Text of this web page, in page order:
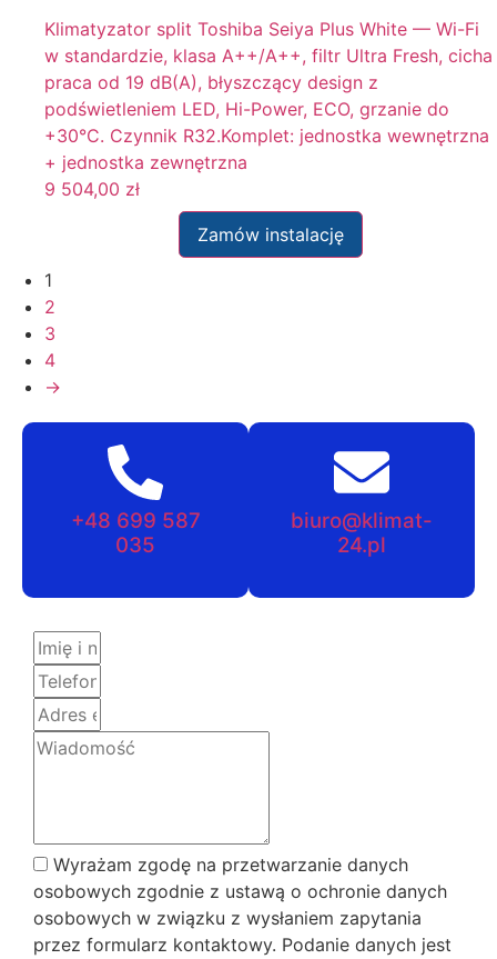
Klimatyzator split Toshiba Seiya Plus White — Wi-Fi
w standardzie, klasa A++/A++, filtr Ultra Fresh, cicha
praca od 19 dB(A), błyszczący design z
podświetleniem LED, Hi-Power, ECO, grzanie do
+30°C. Czynnik R32.Komplet: jednostka wewnętrzna
+ jednostka zewnętrzna
9 504,00 zł
Zamów instalację
1
2
3
4
→
+48 699 587
035
biuro@klimat-
24.pl
Wyrażam zgodę na przetwarzanie danych
osobowych zgodnie z ustawą o ochronie danych
osobowych w związku z wysłaniem zapytania
przez formularz kontaktowy. Podanie danych jest